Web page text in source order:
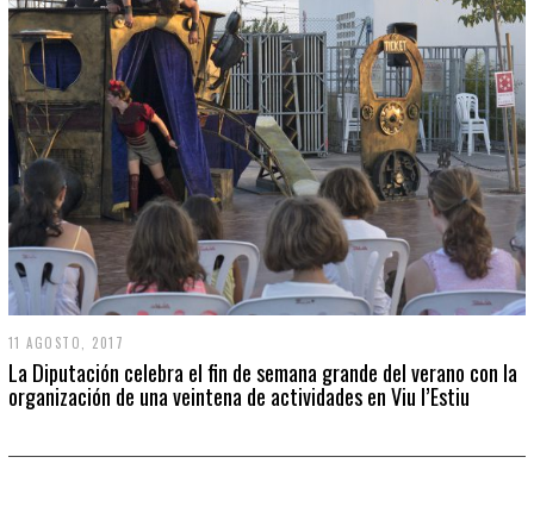
11 AGOSTO, 2017
La Diputación celebra el fin de semana grande del verano con la
organización de una veintena de actividades en Viu l’Estiu